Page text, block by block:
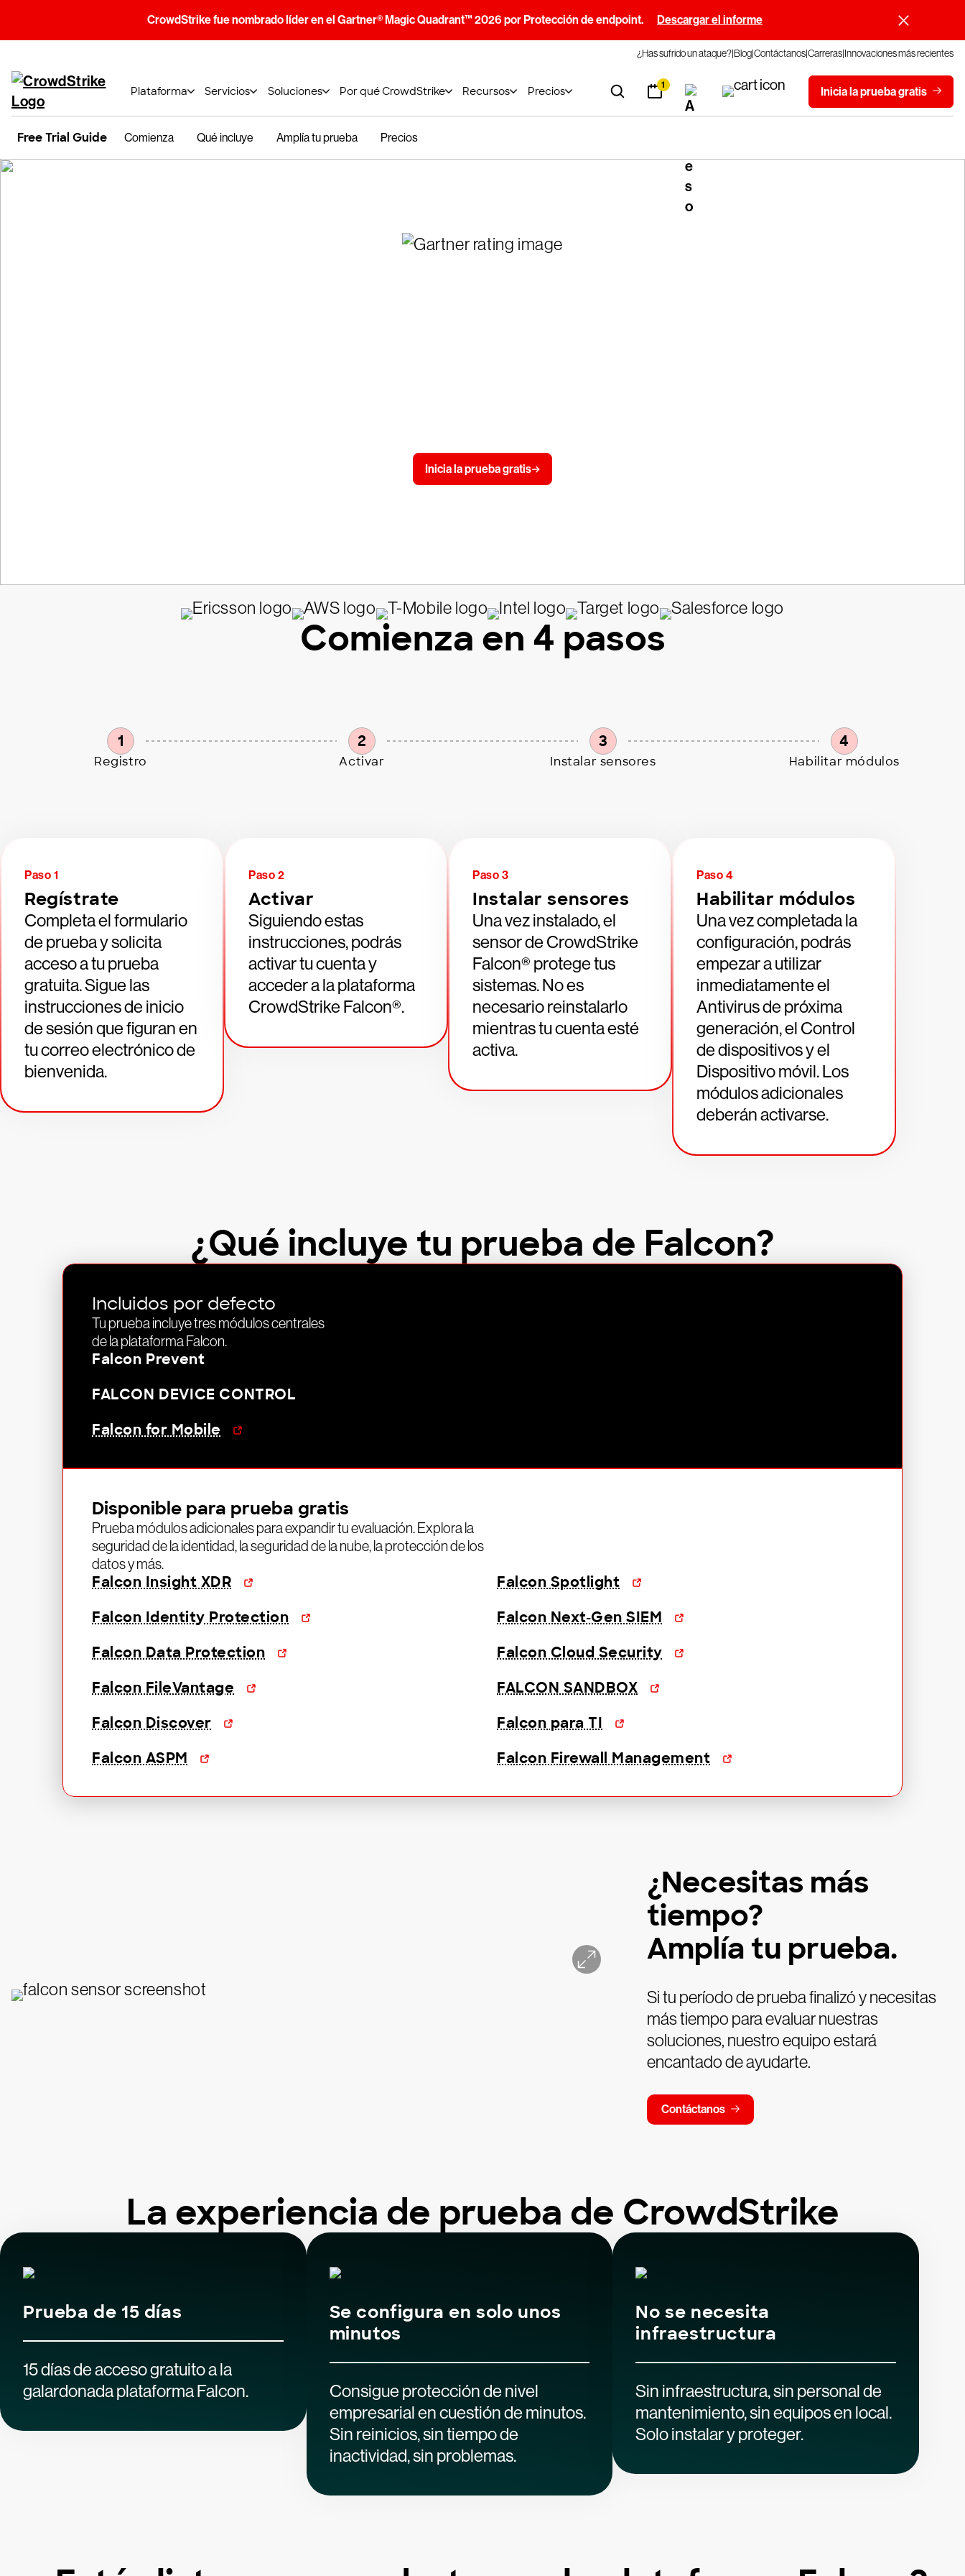
CrowdStrike fue nombrado líder en el Gartner® Magic Quadrant™ 2026 por Protección de endpoint. Descargar el informe
¿Has sufrido un ataque?BlogContáctanosCarreras Innovaciones más recientes
Plataforma Servicios Soluciones Por qué CrowdStrike Recursos Precios 1 Inicia la prueba gratis
Free Trial Guide Comienza Qué incluye Amplía tu prueba Precios
Inicia la prueba gratis
Comienza en 4 pasos
1 2 3 4
Registro Activar Instalar sensores Habilitar módulos
Paso 1
Regístrate
Completa el formulario
de prueba y solicita
acceso a tu prueba
gratuita. Sigue las
instrucciones de inicio
de sesión que figuran en
tu correo electrónico de
bienvenida.
Paso 2
Activar
Siguiendo estas
instrucciones, podrás
activar tu cuenta y
acceder a la plataforma
CrowdStrike Falcon®.
Paso 3
Instalar sensores
Una vez instalado, el
sensor de CrowdStrike
Falcon® protege tus
sistemas. No es
necesario reinstalarlo
mientras tu cuenta esté
activa.
Paso 4
Habilitar módulos
Una vez completada la
configuración, podrás
empezar a utilizar
inmediatamente el
Antivirus de próxima
generación, el Control
de dispositivos y el
Dispositivo móvil. Los
módulos adicionales
deberán activarse.
¿Qué incluye tu prueba de Falcon?
Incluidos por defecto
Tu prueba incluye tres módulos centrales
de la plataforma Falcon.
Falcon Prevent
FALCON DEVICE CONTROL
Falcon for Mobile
Disponible para prueba gratis
Prueba módulos adicionales para expandir tu evaluación. Explora la
seguridad de la identidad, la seguridad de la nube, la protección de los
datos y más.
Falcon Insight XDR
Falcon Spotlight
Falcon Identity Protection
Falcon Next-Gen SIEM
Falcon Data Protection
Falcon Cloud Security
Falcon FileVantage
FALCON SANDBOX
Falcon Discover
Falcon para TI
Falcon ASPM
Falcon Firewall Management
¿Necesitas más
tiempo?
Amplía tu prueba.
Si tu período de prueba finalizó y necesitas
más tiempo para evaluar nuestras
soluciones, nuestro equipo estará
encantado de ayudarte.
Contáctanos
La experiencia de prueba de CrowdStrike
Prueba de 15 días
15 días de acceso gratuito a la
galardonada plataforma Falcon.
Se configura en solo unos
minutos
Consigue protección de nivel
empresarial en cuestión de minutos.
Sin reinicios, sin tiempo de
inactividad, sin problemas.
No se necesita
infraestructura
Sin infraestructura, sin personal de
mantenimiento, sin equipos en local.
Solo instalar y proteger.